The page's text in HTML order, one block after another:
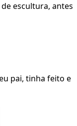
escultura, antes
pai, tinha feito e